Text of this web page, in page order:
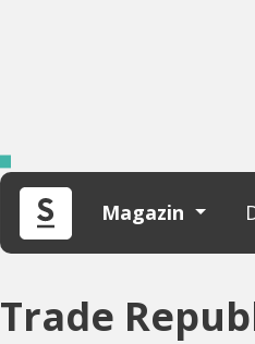
Magazin
Trade